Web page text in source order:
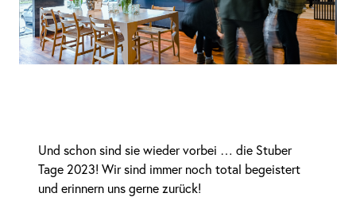
Und schon sind sie wieder vorbei … die Stuber
Tage 2023! Wir sind immer noch total begeistert
und erinnern uns gerne zurück!